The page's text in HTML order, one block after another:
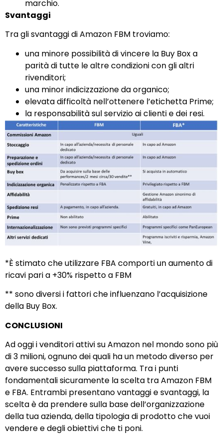
marchio.
Svantaggi
Tra gli svantaggi di Amazon FBM troviamo:
una minore possibilità di vincere la Buy Box a
parità di tutte le altre condizioni con gli altri
rivenditori;
una minor indicizzazione da organico;
elevata difficoltà nell’ottenere l’etichetta Prime;
la responsabilità sul servizio ai clienti e dei resi.
*È stimato che utilizzare FBA comporti un aumento di
ricavi pari a +30% rispetto a FBM
** sono diversi i fattori che influenzano l’acquisizione
della Buy Box.
CONCLUSIONI
Ad oggi i venditori attivi su Amazon nel mondo sono più
di 3 milioni, ognuno dei quali ha un metodo diverso per
avere successo sulla piattaforma. Tra i punti
fondamentali sicuramente la scelta tra Amazon FBM
e FBA. Entrambi presentano vantaggi e svantaggi, la
scelta è da prendere sulla base dell’organizzazione
della tua azienda, della tipologia di prodotto che vuoi
vendere e degli obiettivi che ti poni.